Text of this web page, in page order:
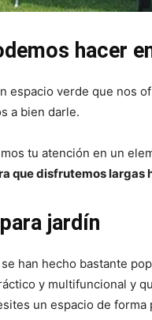
hacer
espacio verde que nos
a bien darle.
tu atención en un
que disfrutemos largas
jardín
se han hecho bastante
y multifuncional y
un espacio de